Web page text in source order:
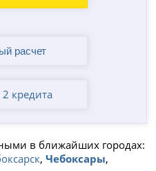
кредита
в ближайших городах:
,Чебоксары,